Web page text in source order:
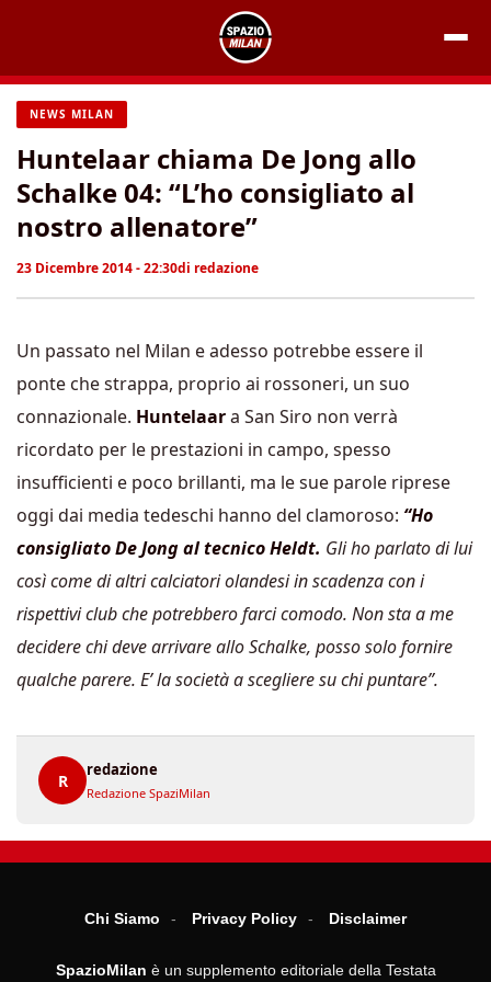
contenuto
NEWS MILAN
Huntelaar chiama De Jong allo
Schalke 04: “L’ho consigliato al
nostro allenatore”
23 Dicembre 2014 - 22:30di redazione
Un passato nel Milan e adesso potrebbe essere il
ponte che strappa, proprio ai rossoneri, un suo
connazionale. Huntelaara San Siro non verrà
ricordato per le prestazioni in campo, spesso
insufficienti e poco brillanti, ma le sue parole riprese
oggi dai media tedeschi hanno del clamoroso: “Ho
consigliato De Jong al tecnico Heldt. Gli ho parlato di lui
così come di altri calciatori olandesi in scadenza con i
rispettivi club che potrebbero farci comodo. Non sta a me
decidere chi deve arrivare allo Schalke, posso solo fornire
qualche parere. E’ la società a scegliere su chi puntare”.
R
redazione
Redazione SpaziMilan
Chi Siamo Privacy Policy Disclaimer
SpazioMilan è un supplemento editoriale della Testata